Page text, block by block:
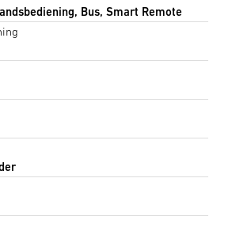
Bus, Smart Remote